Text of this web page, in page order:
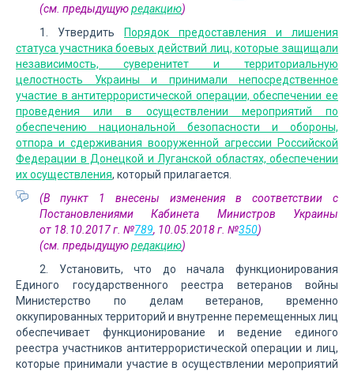
(см. предыдущуюредакцию)
1. Утвердить
Порядок предоставления и лишения
статуса участника боевых действий лиц, которые защищали
независимость, суверенитет и территориальную
целостность Украины и принимали непосредственное
участие в антитеррористической операции, обеспечении ее
проведения или в осуществлении мероприятий по
обеспечению национальной безопасности и обороны,
отпора и сдерживания вооруженной агрессии Российской
Федерации в Донецкой и Луганской областях, обеспечении
их осуществления, который прилагается.
(В пункт 1 внесены изменения в соответствии с
Постановлениями Кабинета Министров Украины
от 18.10.2017 г. №789, 10.05.2018 г. №350)
(см. предыдущуюредакцию)
2. Установить, что до начала функционирования
Единого государственного реестра ветеранов войны
Министерство по делам ветеранов, временно
оккупированных территорий и внутренне перемещенных лиц
обеспечивает функционирование и ведение единого
реестра участников антитеррористической операции и лиц,
которые принимали участие в осуществлении мероприятий